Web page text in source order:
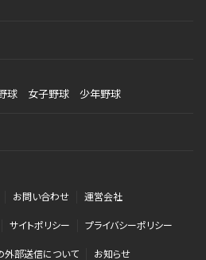
球 女子野球 少年野球
お問い合わせ 運営会社
サイトポリシー プライバシーポリシー
外部送信について お知らせ